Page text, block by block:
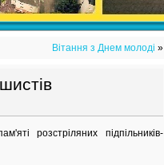
Вітання з Днем молоді »
розстріляних підпільників-